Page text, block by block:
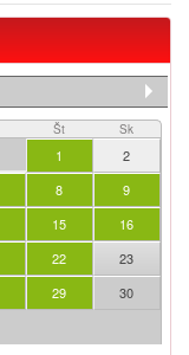
Št Sk
1
2
8
9
15
16
22
23
29
30